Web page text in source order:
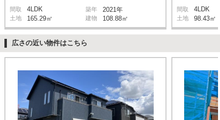
間取 4LDK 築年 2021年
土地 165.29㎡ 建物 108.88㎡
間取 4LDK
土地 98.43㎡
広さの近い物件はこちら